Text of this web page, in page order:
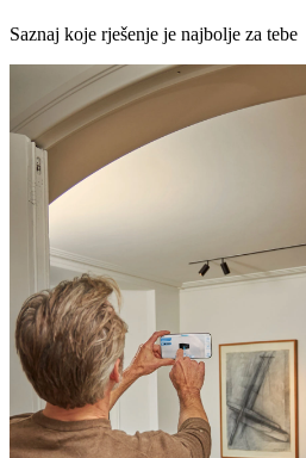
Saznaj koje rješenje je najbolje za tebe